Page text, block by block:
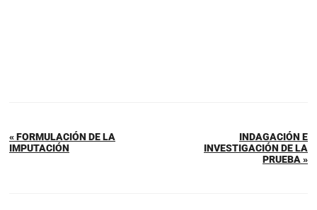
« FORMULACIÓN DE LA
IMPUTACIÓN
INDAGACIÓN E
INVESTIGACIÓN DE LA
PRUEBA »